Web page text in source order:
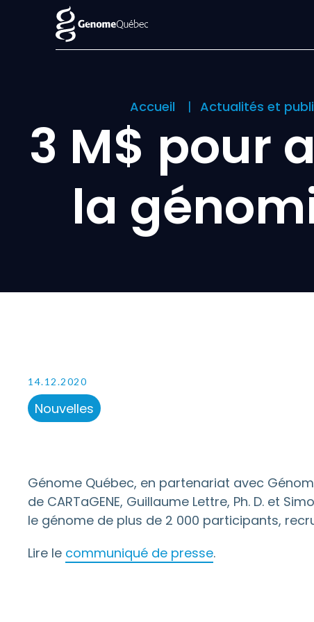
Accueil Actualités et
3 M$ pour
la
14.12.2020
Nouvelles
Génome Québec, en partenariat avec
de CARTaGENE, Guillaume Lettre, Ph. D. et
le génome de plus de 2 000 participants,
Lire le communiqué de presse.